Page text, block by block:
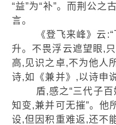
“益”为“补”。而荆公之
言。
《登飞来峰》云:“
升。不畏浮云遮望眼,
高,见识之卓,不为他人
诗,如《兼并》,以诗申
盾,感之“三代子百姓
知变,兼并可无摧”。他
设,但因积重难返,还不